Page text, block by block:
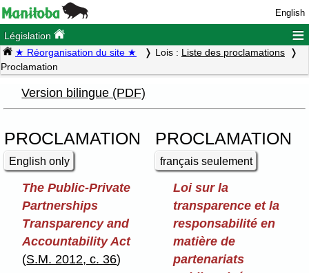
English
Législation ≡
★ Réorganisation du site ★ Lois : Liste des proclamations
Proclamation
Version bilingue (PDF)
PROCLAMATION
English only
PROCLAMATION
français seulement
The Public-Private
Partnerships
Transparency and
Accountability Act
(S.M. 2012, c. 36)
Loi sur la
transparence et la
responsabilité en
matière de
partenariats